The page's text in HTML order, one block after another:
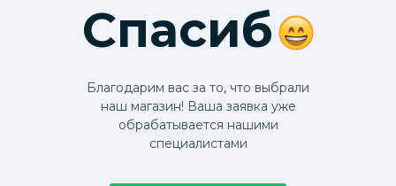
Благодарим вас за то, что выбрали
наш магазин! Ваша заявка уже
обрабатывается нашими
специалистами
Спасиб